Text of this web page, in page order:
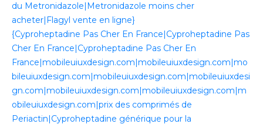
du Metronidazole|Metronidazole moins cher
acheter|Flagyl vente en ligne}
{Cyproheptadine Pas Cher En France|Cyproheptadine Pas
Cher En France|Cyproheptadine Pas Cher En
France|mobileuiuxdesign.com|mobileuiuxdesign.com|mo
bileuiuxdesign.com|mobileuiuxdesign.com|mobileuiuxdesi
gn.com|mobileuiuxdesign.com|mobileuiuxdesign.com|m
obileuiuxdesign.com|prix des comprimés de
Periactin|Cyproheptadine générique pour la